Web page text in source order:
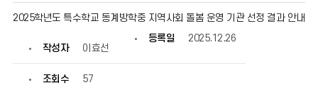
2025학년도 특수학교 동계방학중 지역사회 돌봄 운영 기관 선정 결과 안내
작성자 이효선
등록일 2025.12.26
조회수 57